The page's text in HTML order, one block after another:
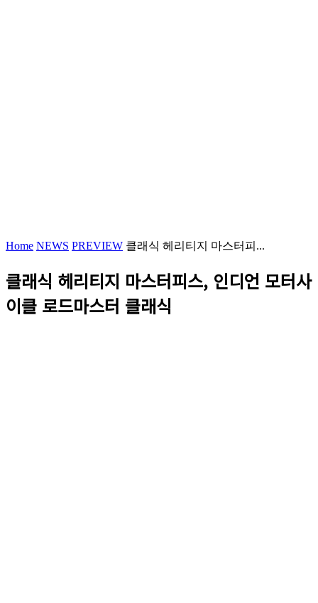
Home NEWS PREVIEW 클래식 헤리티지 마스터피...
클래식 헤리티지 마스터피스, 인디언 모터사
이클 로드마스터 클래식